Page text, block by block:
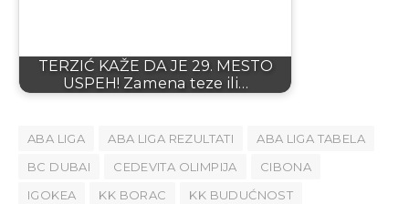
TERZIĆ KAŽE DA JE 29. MESTO
USPEH! Zamena teze ili…
ABA LIGA ABA LIGA REZULTATI
ABA LIGA TABELA
BC DUBAI
CEDEVITA OLIMPIJA
CIBONA
IGOKEA
KK BORAC
KK BUDUĆNOST